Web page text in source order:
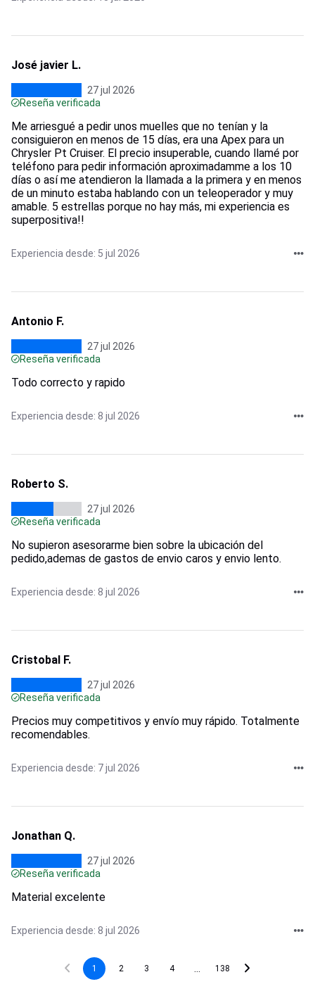
José javier L.
27 jul 2026
Reseña verificada
Me arriesgué a pedir unos muelles que no tenían y la
consiguieron en menos de 15 días, era una Apex para un
Chrysler Pt Cruiser. El precio insuperable, cuando llamé por
teléfono para pedir información aproximadamme a los 10
días o así me atendieron la llamada a la primera y en menos
de un minuto estaba hablando con un teleoperador y muy
amable. 5 estrellas porque no hay más, mi experiencia es
superpositiva!!
Experiencia desde: 5 jul 2026
Antonio F.
27 jul 2026
Reseña verificada
Todo correcto y rapido
Experiencia desde: 8 jul 2026
Roberto S.
27 jul 2026
Reseña verificada
No supieron asesorarme bien sobre la ubicación del
pedido,ademas de gastos de envio caros y envio lento.
Experiencia desde: 8 jul 2026
Cristobal F.
27 jul 2026
Reseña verificada
Precios muy competitivos y envío muy rápido. Totalmente
recomendables.
Experiencia desde: 7 jul 2026
Jonathan Q.
27 jul 2026
Reseña verificada
Material excelente
Experiencia desde: 8 jul 2026
1 2 3 4 138